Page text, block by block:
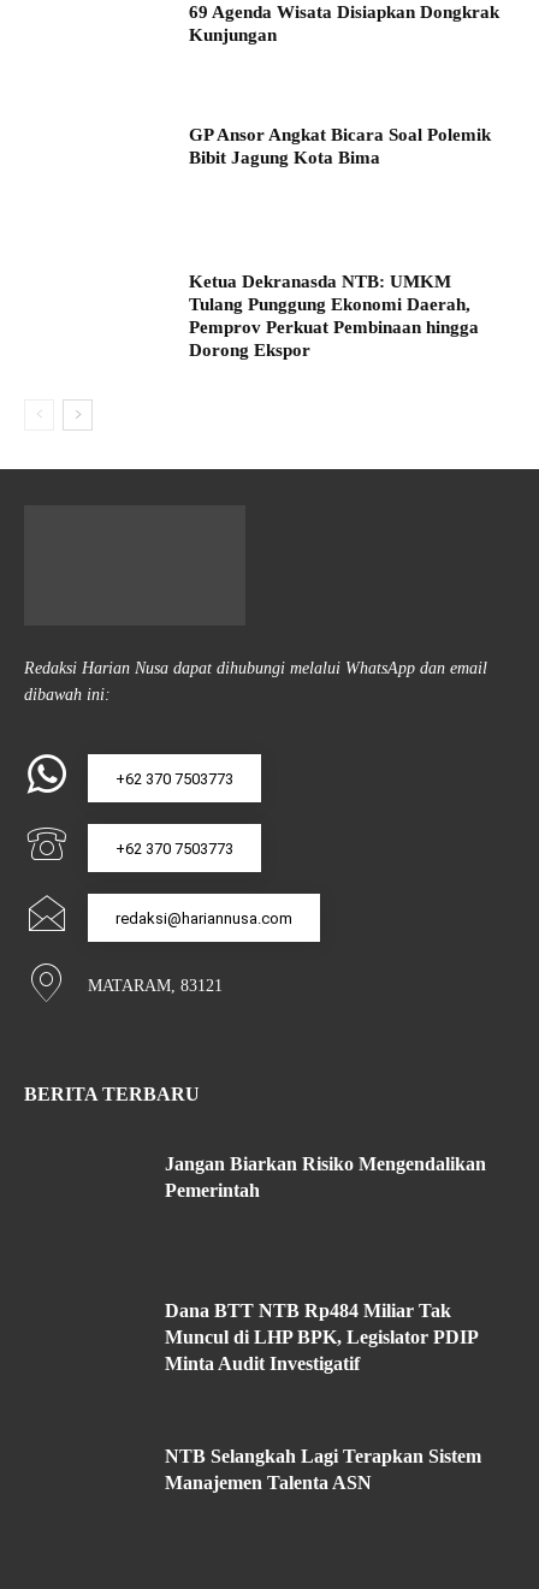
69 Agenda Wisata Disiapkan Dongkrak
Kunjungan
GP Ansor Angkat Bicara Soal Polemik
Bibit Jagung Kota Bima
Ketua Dekranasda NTB: UMKM
Tulang Punggung Ekonomi Daerah,
Pemprov Perkuat Pembinaan hingga
Dorong Ekspor
Redaksi Harian Nusa dapat dihubungi melalui WhatsApp dan email
dibawah ini:
+62 370 7503773
+62 370 7503773
redaksi@hariannusa.com
MATARAM, 83121
BERITA TERBARU
Jangan Biarkan Risiko Mengendalikan
Pemerintah
Dana BTT NTB Rp484 Miliar Tak
Muncul di LHP BPK, Legislator PDIP
Minta Audit Investigatif
NTB Selangkah Lagi Terapkan Sistem
Manajemen Talenta ASN